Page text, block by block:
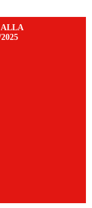
ALLA